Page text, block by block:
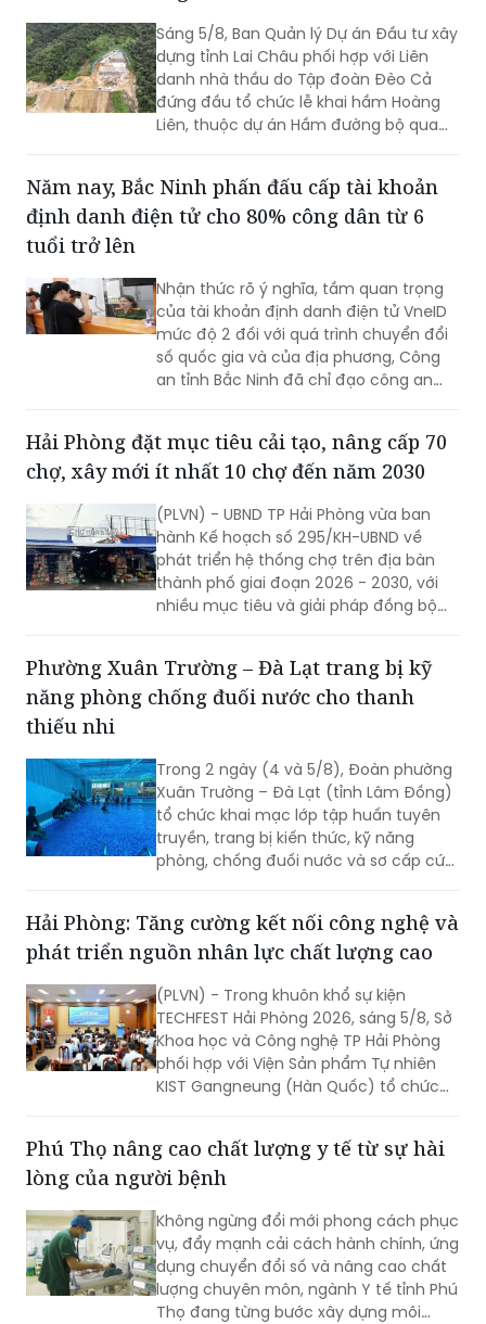
trưởng của vùng Trung du và miền núi
Bắc Bộ”. Đây không chỉ là việc tổng kết
thực tiễn một cách toàn diện từ nhiệm
kỳ 2020 - 2025, mà còn thể hiện rõ
tầm nhìn, bản lĩnh và quyết tâm chính
trị của Đảng bộ tỉnh trong giai đoạn
Sáng 5/8, Ban Quản lý Dự án Đầu tư xây
dựng tỉnh Lai Châu phối hợp với Liên
danh nhà thầu do Tập đoàn Đèo Cả
đứng đầu tổ chức lễ khai hầm Hoàng
Liên, thuộc dự án Hầm đường bộ qua
Năm nay, Bắc Ninh phấn đấu cấp tài khoản
định danh điện tử cho 80% công dân từ 6
tuổi trở lên
Nhận thức rõ ý nghĩa, tầm quan trọng
của tài khoản định danh điện tử VneID
mức độ 2 đối với quá trình chuyển đổi
số quốc gia và của địa phương, Công
an tỉnh Bắc Ninh đã chỉ đạo công an
nhận, kích hoạt tài khoản định danh
điện tử cho người dân.
Hải Phòng đặt mục tiêu cải tạo, nâng cấp 70
chợ, xây mới ít nhất 10 chợ đến năm 2030
(PLVN) - UBND TP Hải Phòng vừa ban
hành Kế hoạch số 295/KH-UBND về
phát triển hệ thống chợ trên địa bàn
thành phố giai đoạn 2026 - 2030, với
nhiều mục tiêu và giải pháp đồng bộ
doanh, đáp ứng yêu cầu phát triển đô
thị và xây dựng nông thôn mới.
Phường Xuân Trường – Đà Lạt trang bị kỹ
năng phòng chống đuối nước cho thanh
thiếu nhi
Trong 2 ngày (4 và 5/8), Đoàn phường
Xuân Trường – Đà Lạt (tỉnh Lâm Đồng)
tổ chức khai mạc lớp tập huấn tuyên
truyền, trang bị kiến thức, kỹ năng
phòng, chống đuối nước và sơ cấp cứu
Hải Phòng: Tăng cường kết nối công nghệ và
phát triển nguồn nhân lực chất lượng cao
(PLVN) - Trong khuôn khổ sự kiện
TECHFEST Hải Phòng 2026, sáng 5/8, Sở
Khoa học và Công nghệ TP Hải Phòng
phối hợp với Viện Sản phẩm Tự nhiên
KIST Gangneung (Hàn Quốc) tổ chức
nghiệp TP Hải Phòng.
Phú Thọ nâng cao chất lượng y tế từ sự hài
lòng của người bệnh
Không ngừng đổi mới phong cách phục
vụ, đẩy mạnh cải cách hành chính, ứng
dụng chuyển đổi số và nâng cao chất
lượng chuyên môn, ngành Y tế tỉnh Phú
Thọ đang từng bước xây dựng môi